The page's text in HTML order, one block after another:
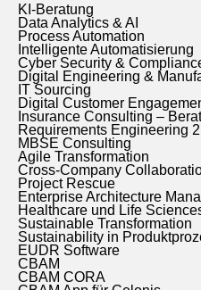
KI-Beratung
Data Analytics & AI
Process Automation
Intelligente Automatisierung
Cyber Security &
Digital Engineering &
IT Sourcing
Digital Customer
Insurance Consulting –
Requirements Engineering
MBSE Consulting
Agile Transformation
Cross-Company
Project Rescue
Enterprise Architecture
Healthcare und Life
Sustainable Transformation
Sustainability in
EUDR Software
CBAM
CBAM CORA